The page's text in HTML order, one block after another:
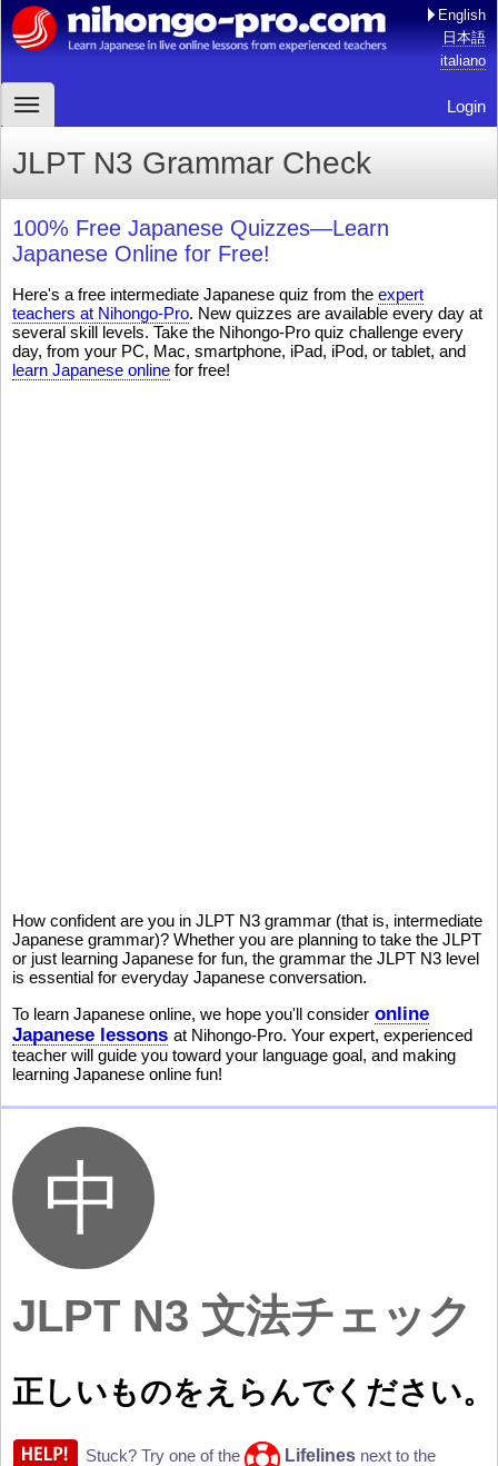
English
日本語
italiano
Login
JLPT N3 Grammar Check
100% Free Japanese Quizzes—Learn
Japanese Online for Free!
Here's a free intermediate Japanese quiz from the expert
teachers at Nihongo-Pro. New quizzes are available every day at
several skill levels. Take the Nihongo-Pro quiz challenge every
day, from your PC, Mac, smartphone, iPad, iPod, or tablet, and
learn Japanese online for free!
How confident are you in JLPT N3 grammar (that is, intermediate
Japanese grammar)? Whether you are planning to take the JLPT
or just learning Japanese for fun, the grammar the JLPT N3 level
is essential for everyday Japanese conversation.
To learn Japanese online, we hope you'll consider online
Japanese lessons at Nihongo-Pro. Your expert, experienced
teacher will guide you toward your language goal, and making
learning Japanese online fun!
JLPT N3 文法チェック
正しいものをえらんでください。
Stuck? Try one of the Lifelines next to the